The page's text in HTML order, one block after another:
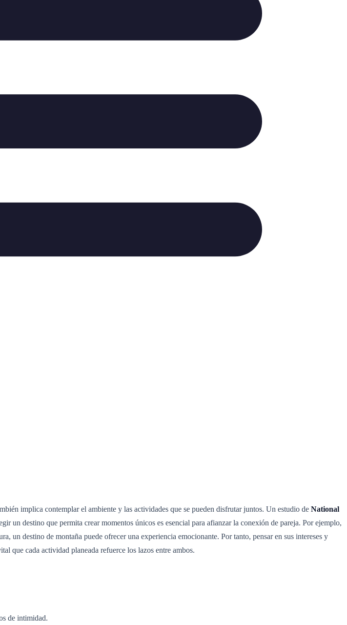
implica contemplar el ambiente y las actividades que se pueden disfrutar juntos. Un estudio de National
un destino que permita crear momentos únicos es esencial para afianzar la conexión de pareja. Por ejemplo,
un destino de montaña puede ofrecer una experiencia emocionante. Por tanto, pensar en sus intereses y
que cada actividad planeada refuerce los lazos entre ambos.
de intimidad.